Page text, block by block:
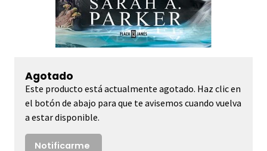
Agotado
Este producto está actualmente agotado. Haz clic en
el botón de abajo para que te avisemos cuando vuelva
a estar disponible.
Notificarme